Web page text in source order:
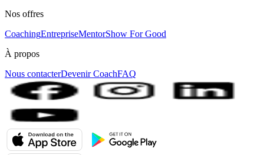
Nos offres
CoachingEntrepriseMentorShow For Good
À propos
Nous contacterDevenir CoachFAQ